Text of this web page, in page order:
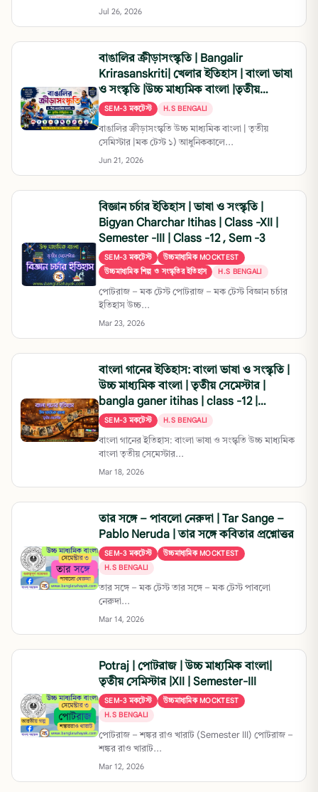
Jul 26, 2026
বাঙালির ক্রীড়াসংস্কৃতি | Bangalir
Krirasanskriti| খেলার ইতিহাস | বাংলা ভাষা
ও সংস্কৃতি |উচ্চ মাধ্যমিক বাংলা |তৃতীয়
সেমিস্টার |H.S Bengali | XII SEM -3
SEM-3 মকটেস্ট H.S BENGALI
বাঙালির ক্রীড়াসংস্কৃতি উচ্চ মাধ্যমিক বাংলা | তৃতীয়
সেমিস্টার |মক টেস্ট ১) আধুনিককালে...
Jun 21, 2026
বিজ্ঞান চর্চার ইতিহাস | ভাষা ও সংস্কৃতি |
Bigyan Charchar Itihas | Class -XII |
Semester -III | Class -12 , Sem -3
SEM-3 মকটেস্ট
উচ্চমাধ্যমিক MOCKTEST
উচ্চমাধ্যমিক শিল্প ও সংস্কৃতির ইতিহাস
H.S BENGALI
পোটরাজ – মক টেস্ট পোটরাজ – মক টেস্ট বিজ্ঞান চর্চার
ইতিহাস উচ্চ...
Mar 23, 2026
বাংলা গানের ইতিহাস: বাংলা ভাষা ও সংস্কৃতি |
উচ্চ মাধ্যমিক বাংলা | তৃতীয় সেমেস্টার |
bangla ganer itihas | class -12 |
Semester -3 | Class -XII | 3rd
Semester
SEM-3 মকটেস্ট H.S BENGALI
বাংলা গানের ইতিহাস: বাংলা ভাষা ও সংস্কৃতি উচ্চ মাধ্যমিক
বাংলা তৃতীয় সেমেস্টার...
Mar 18, 2026
তার সঙ্গে – পাবলো নেরুদা | Tar Sange –
Pablo Neruda | তার সঙ্গে কবিতার প্রশ্নোত্তর
SEM-3 মকটেস্ট
উচ্চমাধ্যমিক MOCKTEST
H.S BENGALI
তার সঙ্গে – মক টেস্ট তার সঙ্গে – মক টেস্ট পাবলো
নেরুদা...
Mar 14, 2026
Potraj | পোটরাজ | উচ্চ মাধ্যমিক বাংলা|
তৃতীয় সেমিস্টার |XII | Semester-III
SEM-3 মকটেস্ট
উচ্চমাধ্যমিক MOCKTEST
H.S BENGALI
পোটরাজ – শঙ্কর রাও খারাট (Semester III) পোটরাজ –
শঙ্কর রাও খারাট...
Mar 12, 2026